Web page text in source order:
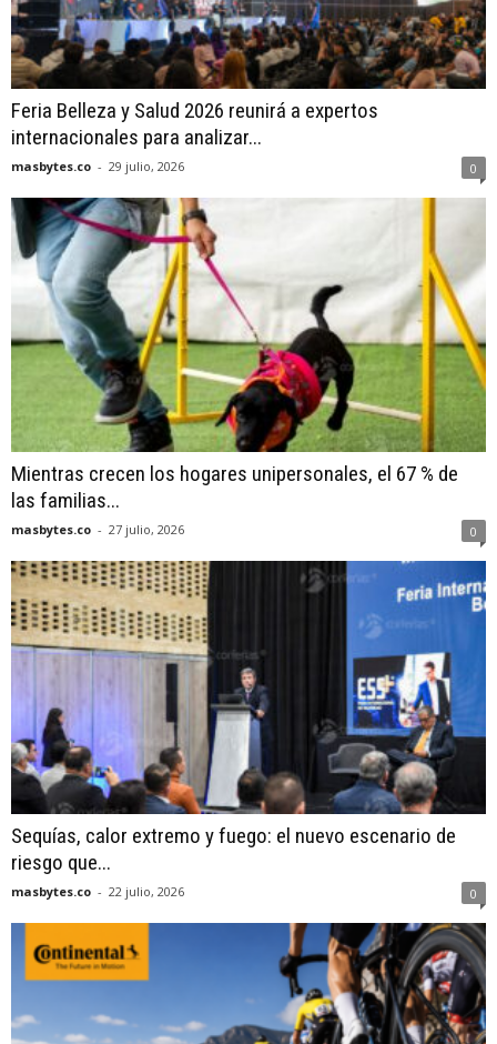
Feria Belleza y Salud 2026 reunirá a expertos
internacionales para analizar...
masbytes.co - 29 julio, 2026 0
Mientras crecen los hogares unipersonales, el 67 % de
las familias...
masbytes.co - 27 julio, 2026 0
Sequías, calor extremo y fuego: el nuevo escenario de
riesgo que...
masbytes.co - 22 julio, 2026 0